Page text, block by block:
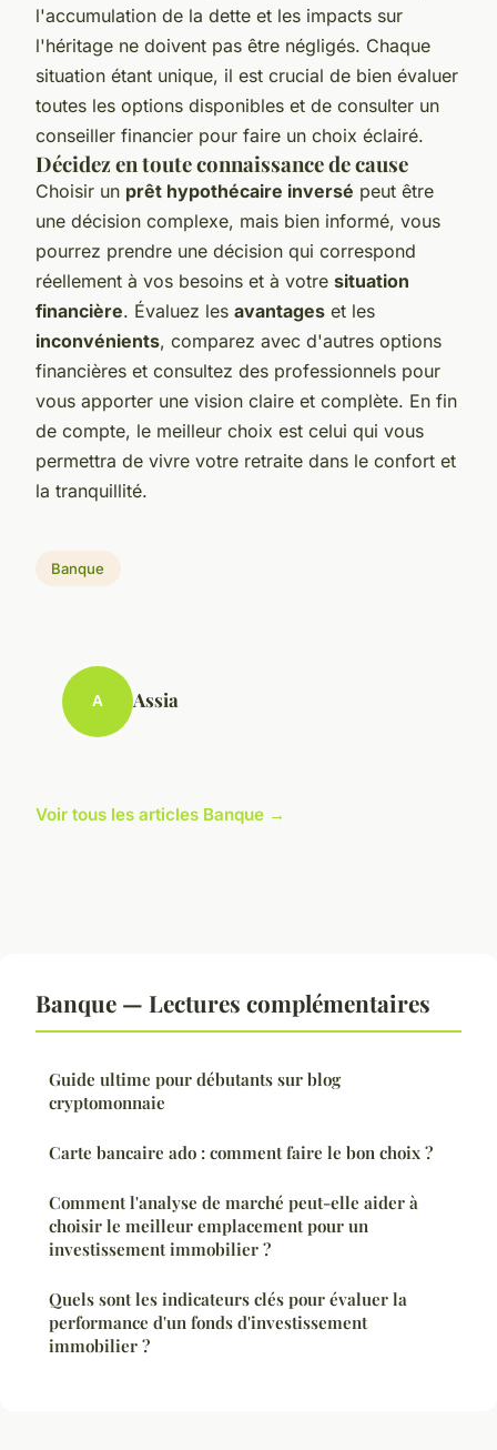
l'accumulation de la dette et les impacts sur
l'héritage ne doivent pas être négligés. Chaque
situation étant unique, il est crucial de bien évaluer
toutes les options disponibles et de consulter un
conseiller financier pour faire un choix éclairé.
Décidez en toute connaissance de cause
Choisir un prêt hypothécaire inversé peut être
une décision complexe, mais bien informé, vous
pourrez prendre une décision qui correspond
réellement à vos besoins et à votre situation
financière. Évaluez les avantages et les
inconvénients, comparez avec d'autres options
financières et consultez des professionnels pour
vous apporter une vision claire et complète. En fin
de compte, le meilleur choix est celui qui vous
permettra de vivre votre retraite dans le confort et
la tranquillité.
Banque
A Assia
Voir tous les articles Banque →
Banque — Lectures complémentaires
Guide ultime pour débutants sur blog
cryptomonnaie
Carte bancaire ado : comment faire le bon choix ?
Comment l'analyse de marché peut-elle aider à
choisir le meilleur emplacement pour un
investissement immobilier ?
Quels sont les indicateurs clés pour évaluer la
performance d'un fonds d'investissement
immobilier ?